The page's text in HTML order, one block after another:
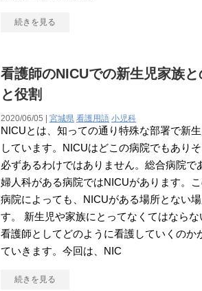
続きを見る
看護師のNICUでの新生児家族
と役割
2020/06/05 | 宮城県 看護用語 小児科
NICUとは、知っての通り特殊な部署で新
しています。NICUはどこの病院でもありそ
必ずあるわけではありません。総合病院で
婦人科がある病院ではNICUがあります。こ
病院によっても、NICUがある場所とない
す。 新生児や家族にとってなくてはならな
看護師としてどのように看護していくのか
ていきます。今回は、NIC
続きを見る